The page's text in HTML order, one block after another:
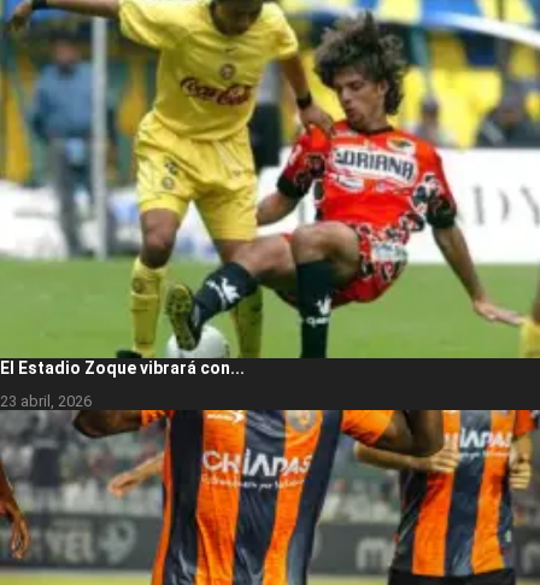
El Estadio Zoque vibrará con...
23 abril, 2026